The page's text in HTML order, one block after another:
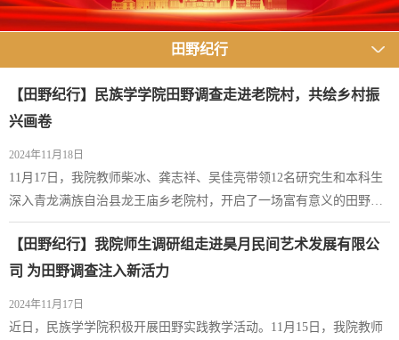
田野纪行
【田野纪行】民族学学院田野调查走进老院村，共绘乡村振
兴画卷
2024年11月18日
11月17日，我院教师柴冰、龚志祥、吴佳亮带领12名研究生和本科生
深入青龙满族自治县龙王庙乡老院村，开启了一场富有意义的田野调
查之旅。上午八点半，师生们迎着朝阳出发，经过一个半小时的车
程，顺利抵达龙王庙乡。大家选择徒步进村，用脚步去丈量这片土
地，深入感受当地风土人情。师生们来到老院村党群服务中心，参观
【田野纪行】我院师生调研组走进昊月民间艺术发展有限公
司 为田野调查注入新活力
2024年11月17日
近日，民族学学院积极开展田野实践教学活动。11月15日，我院教师